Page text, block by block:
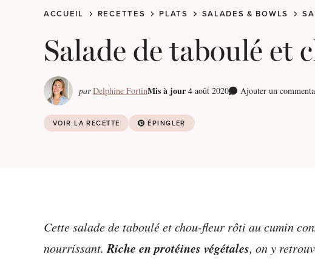
ACCUEIL RECETTES PLATS SALADES & BOWLS
Salade de taboulé
par Delphine FortinMis à jour 4 août 2020 Ajouter un
VOIR LA RECETTE ÉPINGLER
Cette salade de taboulé et chou-fleur rôti au cumin
nourrissant. Riche en protéines végétales, on y